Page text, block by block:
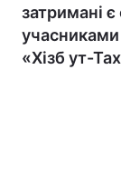
затримані
учасниками
«Хізб ут-